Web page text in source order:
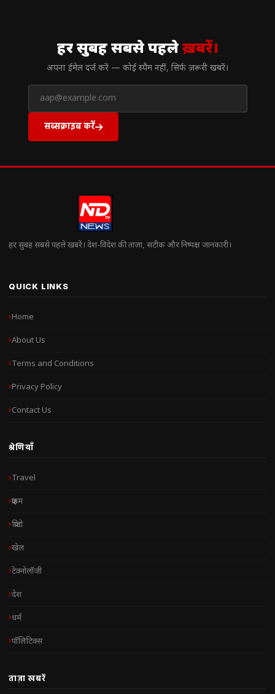
हर सुबह सबसे पहलेख़बरें।
अपना ईमेल दर्ज करें — कोई स्पैम नहीं, सिर्फ ज़रूरी खबरें।
सब्सक्राइब करें
हर सुबह सबसे पहले खबरें। देश-विदेश की ताज़ा, सटीक और निष्पक्ष जानकारी।
QUICK LINKS
Home
About Us
Terms and Conditions
Privacy Policy
Contact Us
श्रेणियाँ
Travel
क्राइम
क्रिप्टो
खेल
टेक्नोलॉजी
देश
धर्म
पॉलिटिक्स
ताज़ा खबरें